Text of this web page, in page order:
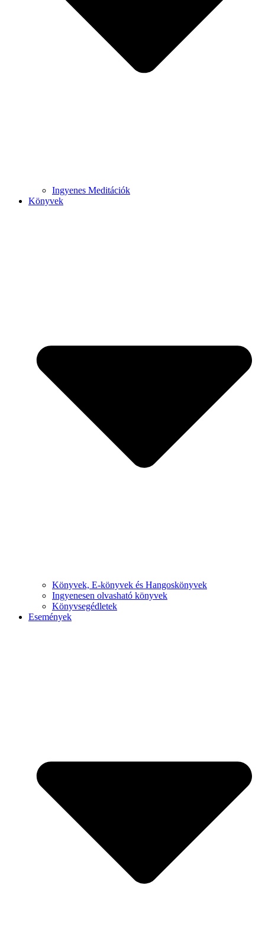
Ingyenes Meditációk
Könyvek
Könyvek, E-könyvek és Hangoskönyvek
Ingyenesen olvasható könyvek
Könyvsegédletek
Események